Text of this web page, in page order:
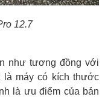
12.7
như tương đồng với
là máy có kích thước
là ưu điểm của bản